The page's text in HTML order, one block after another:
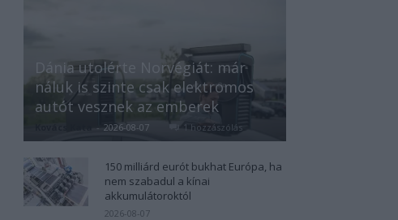
Dánia utolérte Norvégiát: már
náluk is szinte csak elektromos
autót vesznek az emberek
- 2026-08-07 1 hozzászólás
150 milliárd eurót bukhat Európa, ha
nem szabadul a kínai
akkumulátoroktól
2026-08-07